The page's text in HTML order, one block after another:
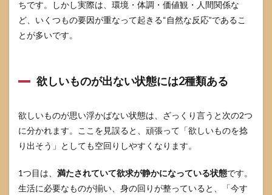
でで
きる
いも
ク
テー
マ分
解で
候補
やす
ちです。しかし実際は、環境・体調・価値観・人間関係な
ど、いくつもの要因が重なって起きる“自然な反応”であるこ
とが多いです。
欲しいものが出ない状態には2種類ある
欲しいものが思い浮かばない状態は、ざっくり言うと次の2つ
に分かれます。ここを見誤ると、頑張って「欲しいものを捻
り出そう」としても空回りしやすくなります。
1つ目は、 満たされていて欲求が静かになっている状態です。
生活に必要なものが揃い、身の回りが整っていると、「今す